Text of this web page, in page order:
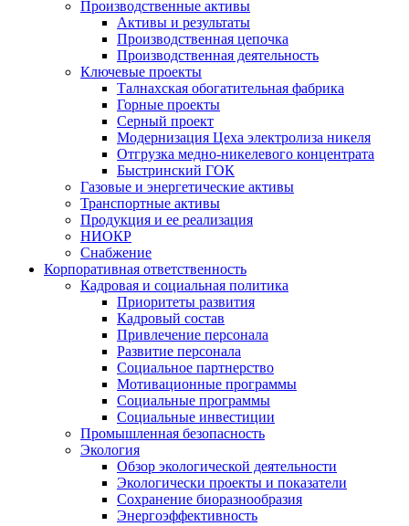
Производственные активы
Активы и результаты
Производственная цепочка
Производственная деятельность
Ключевые проекты
Талнахская обогатительная фабрика
Горные проекты
Серный проект
Модернизация Цеха электролиза никеля
Отгрузка медно-никелевого концентрата
Быстринский ГОК
Газовые и энергетические активы
Транспортные активы
Продукция и ее реализация
НИОКР
Снабжение
Корпоративная ответственность
Кадровая и социальная политика
Приоритеты развития
Кадровый состав
Привлечение персонала
Развитие персонала
Социальное партнерство
Мотивационные программы
Социальные программы
Социальные инвестиции
Промышленная безопасность
Экология
Обзор экологической деятельности
Экологически проекты и показатели
Сохранение биоразнообразия
Энергоэффективность